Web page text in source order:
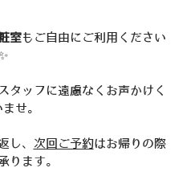
室もご自由にご利用ください
タッフに遠慮なくお声かけく
せ。
し、 次回ご予約はお帰りの際
ります。